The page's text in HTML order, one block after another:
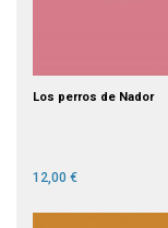
Los perros de Nador
12,00 €